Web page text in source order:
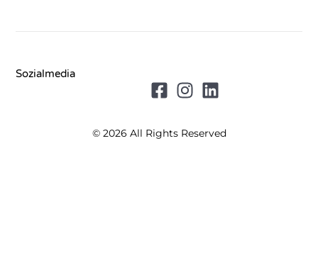
Sozialmedia
© 2026 All Rights Reserved